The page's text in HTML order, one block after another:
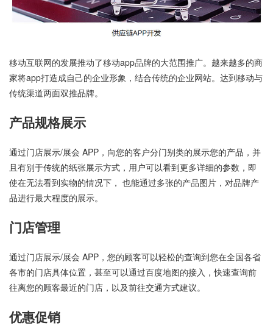
移动互联网的发展推动了移动app品牌的大范围推广。越来越多的商
家将app打造成自己的企业形象，结合传统的企业网站。达到移动与
传统渠道两面双推品牌。
产品规格展示
通过门店展示/展会 APP，向您的客户分门别类的展示您的产品，并
且有别于传统的纸张展示方式，用户可以看到更多详细的参数，即
使在无法看到实物的情况下， 也能通过多张的产品图片，对品牌产
品进行最大程度的展示。
门店管理
通过门店展示/展会 APP，您的顾客可以轻松的查询到您在全国各省
各市的门店具体位置，甚至可以通过百度地图的接入，快速查询前
往离您的顾客最近的门店，以及前往交通方式建议。
优惠促销